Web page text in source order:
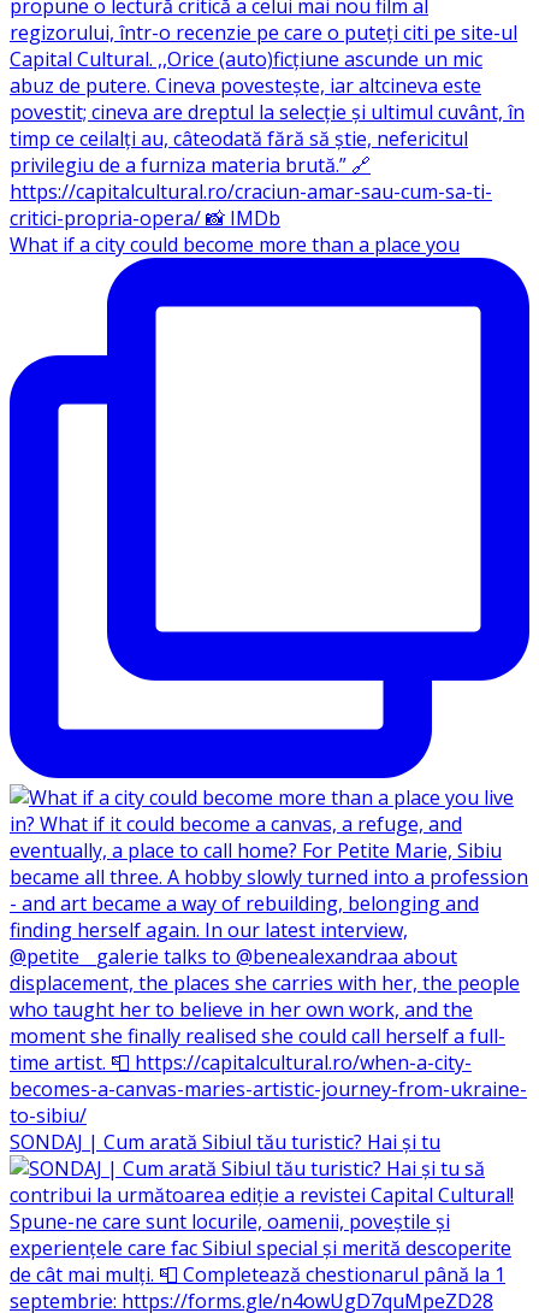
What if a city could become more than a place you
SONDAJ | Cum arată Sibiul tău turistic? Hai și tu